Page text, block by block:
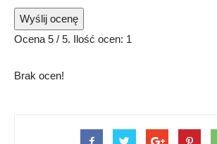
Wyślij ocenę
Ocena5 / 5. Ilość ocen: 1
Brak ocen!